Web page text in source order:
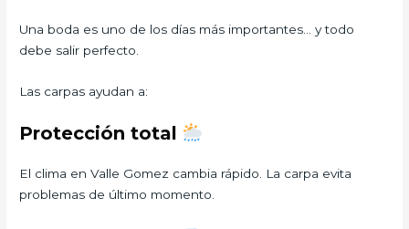
Una boda es uno de los días más importantes… y todo
debe salir perfecto.
Las carpas ayudan a:
Protección total
El clima en Valle Gomez cambia rápido. La carpa evita
problemas de último momento.